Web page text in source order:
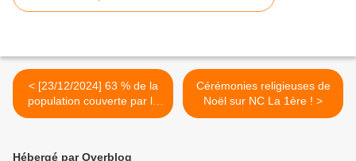
< [23/12/2024] 63 % de la
population couverte par le
réseau mobile d'Orange à
Cérémonies religieuses de
Noël sur NC La 1ère ! >
Hébergé par Overblog